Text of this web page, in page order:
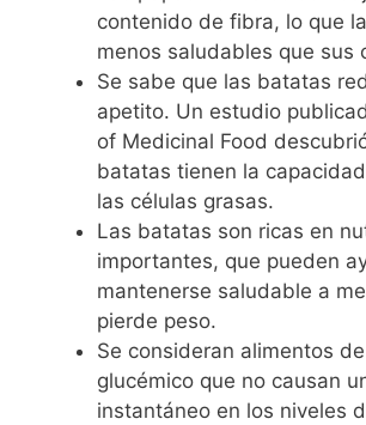
contenido de fibra, lo que
menos saludables que sus
Se sabe que las batatas
apetito. Un estudio
of Medicinal Food
batatas tienen la
las células grasas.
Las batatas son ricas en
importantes, que pueden
mantenerse saludable a
pierde peso.
Se consideran alimentos
glucémico que no causan
instantáneo en los niveles